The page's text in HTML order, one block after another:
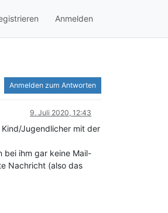
Anmelden
Anmelden zum Antworten
9. Juli 2020, 12:43
Jugendlicher mit der
bei ihm gar keine Mail-
Nachricht (also das